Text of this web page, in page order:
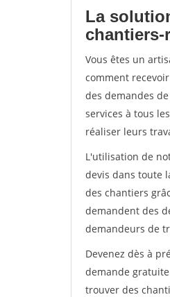
La
Vous êtes un
comment
des demandes
services à tous
réaliser leurs
L'utilisation de
devis dans toute
des chantiers
demandent des
demandeurs de
Devenez dès à
demande
trouver des